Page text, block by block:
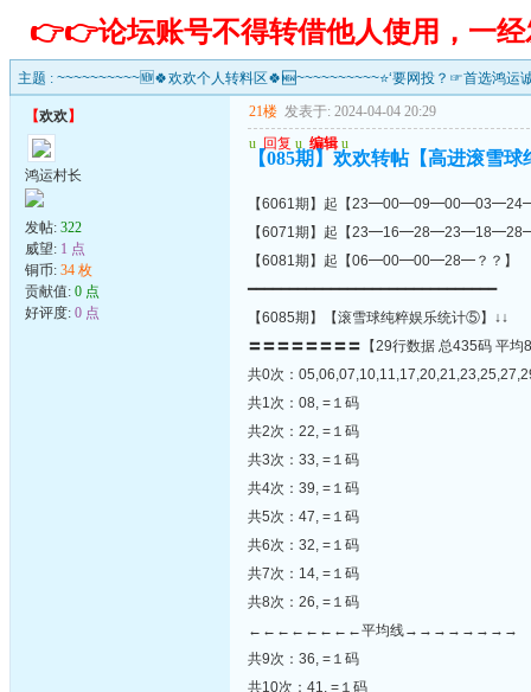
👉👉论坛账号不得转借他人使用，一
主题 : ~~~~~~~~~~🆕🍀欢欢个人转料区🍀🆕~~~~~~~~~~⭐‘要网投？☞首选鸿运
【欢欢】
鸿运村长
发帖: 322
威望: 1 点
铜币: 34 枚
贡献值: 0 点
好评度: 0 点
21楼 发表于: 2024-04-04 20:29
u 回复 u 编辑 u
【085期】欢欢转帖【高进滚雪
【6061期】起【
【6071期】起【
【6081期】起【06━00━00━28━？？】
━━━━━━━━━━━━━━━━━━━━━━━━━━━━━━
【6085期】【滚雪球纯粹娱乐统计⑤】↓↓
〓〓〓〓〓〓〓〓【29行数据 总435码 平均
共0次：
共1次：08, =１码
共2次：22, =１码
共3次：33, =１码
共4次：39, =１码
共5次：47, =１码
共6次：32, =１码
共7次：14, =１码
共8次：26, =１码
←←←←←←←←平均线→→→→→→→→
共9次：36, =１码
共10次：41, =１码